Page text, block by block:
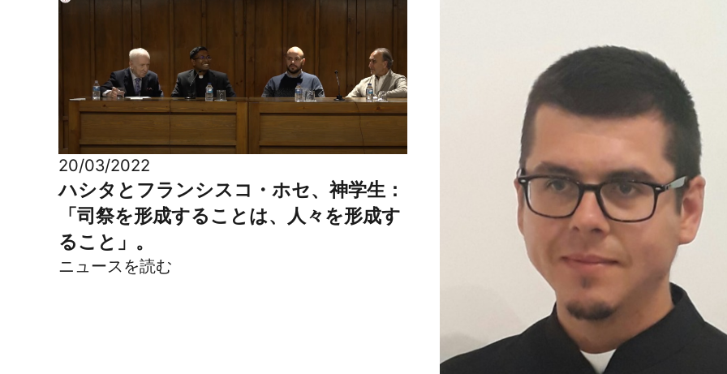
20/03/2022
ハシタとフランシスコ・ホセ、神学生：
「司祭を形成することは、人々を形成す
ること」。
ニュースを読む